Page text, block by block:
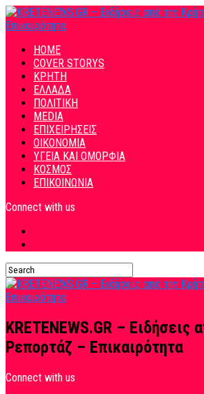
HOME
COVER STORYS
ΚΡΗΤΗ
ΕΛΛΑΔΑ
ΠΟΛΙΤΙΚΗ
MEDIA
ΕΠΙΧΕΙΡΗΣΕΙΣ
ΟΙΚΟΝΟΜΙΑ
ΥΓΕΙΑ ΚΑΙ ΟΜΟΡΦΙΑ
ΚΟΣΜΟΣ
ΕΠΙΚΟΙΝΩΝΙΑ
Connect with us
KRETENEWS.GR – Ειδήσεις
Ρεπορτάζ – Επικαιρότητα
Connect with us